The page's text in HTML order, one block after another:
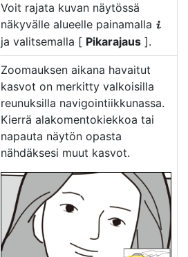
Voit rajata kuvan näytössä
näkyvälle alueelle painamalla i
ja valitsemalla [ Pikarajaus ].
Zoomauksen aikana havaitut
kasvot on merkitty valkoisilla
reunuksilla navigointiikkunassa.
Kierrä alakomentokiekkoa tai
napauta näytön opasta
nähdäksesi muut kasvot.